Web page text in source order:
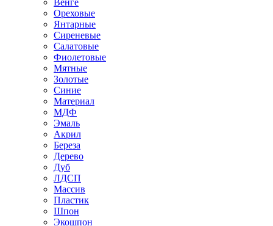
Венге
Ореховые
Янтарные
Сиреневые
Салатовые
Фиолетовые
Мятные
Золотые
Синие
Материал
МДФ
Эмаль
Акрил
Береза
Дерево
Дуб
ЛДСП
Массив
Пластик
Шпон
Экошпон